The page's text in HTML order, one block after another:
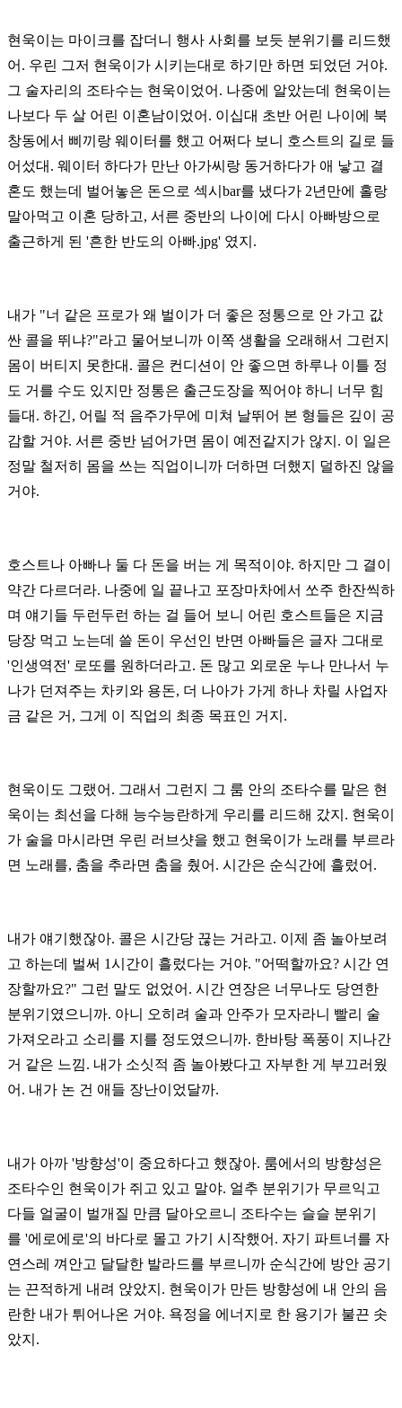
현욱이는 마이크를 잡더니 행사 사회를 보듯 분위기를 리드했
어. 우린 그저 현욱이가 시키는대로 하기만 하면 되었던 거야.
그 술자리의 조타수는 현욱이었어. 나중에 알았는데 현욱이는
나보다 두 살 어린 이혼남이었어. 이십대 초반 어린 나이에 북
창동에서 삐끼랑 웨이터를 했고 어쩌다 보니 호스트의 길로 들
어섰대. 웨이터 하다가 만난 아가씨랑 동거하다가 애 낳고 결
혼도 했는데 벌어놓은 돈으로 섹시bar를 냈다가 2년만에 홀랑
말아먹고 이혼 당하고, 서른 중반의 나이에 다시 아빠방으로
출근하게 된 '흔한 반도의 아빠.jpg' 였지.
내가 "너 같은 프로가 왜 벌이가 더 좋은 정통으로 안 가고 값
싼 콜을 뛰냐?"라고 물어보니까 이쪽 생활을 오래해서 그런지
몸이 버티지 못한대. 콜은 컨디션이 안 좋으면 하루나 이틀 정
도 거를 수도 있지만 정통은 출근도장을 찍어야 하니 너무 힘
들대. 하긴, 어릴 적 음주가무에 미쳐 날뛰어 본 형들은 깊이 공
감할 거야. 서른 중반 넘어가면 몸이 예전같지가 않지. 이 일은
정말 철저히 몸을 쓰는 직업이니까 더하면 더했지 덜하진 않을
거야.
호스트나 아빠나 둘 다 돈을 버는 게 목적이야. 하지만 그 결이
약간 다르더라. 나중에 일 끝나고 포장마차에서 쏘주 한잔씩하
며 얘기들 두런두런 하는 걸 들어 보니 어린 호스트들은 지금
당장 먹고 노는데 쓸 돈이 우선인 반면 아빠들은 글자 그대로
'인생역전' 로또를 원하더라고. 돈 많고 외로운 누나 만나서 누
나가 던져주는 차키와 용돈, 더 나아가 가게 하나 차릴 사업자
금 같은 거, 그게 이 직업의 최종 목표인 거지.
현욱이도 그랬어. 그래서 그런지 그 룸 안의 조타수를 맡은 현
욱이는 최선을 다해 능수능란하게 우리를 리드해 갔지. 현욱이
가 술을 마시라면 우린 러브샷을 했고 현욱이가 노래를 부르라
면 노래를, 춤을 추라면 춤을 췄어. 시간은 순식간에 흘렀어.
내가 얘기했잖아. 콜은 시간당 끊는 거라고. 이제 좀 놀아보려
고 하는데 벌써 1시간이 흘렀다는 거야. "어떡할까요? 시간 연
장할까요?" 그런 말도 없었어. 시간 연장은 너무나도 당연한
분위기였으니까. 아니 오히려 술과 안주가 모자라니 빨리 술
가져오라고 소리를 지를 정도였으니까. 한바탕 폭풍이 지나간
거 같은 느낌. 내가 소싯적 좀 놀아봤다고 자부한 게 부끄러웠
어. 내가 논 건 애들 장난이었달까.
내가 아까 '방향성'이 중요하다고 했잖아. 룸에서의 방향성은
조타수인 현욱이가 쥐고 있고 말야. 얼추 분위기가 무르익고
다들 얼굴이 벌개질 만큼 달아오르니 조타수는 슬슬 분위기
를 '에로에로'의 바다로 몰고 가기 시작했어. 자기 파트너를 자
연스레 껴안고 달달한 발라드를 부르니까 순식간에 방안 공기
는 끈적하게 내려 앉았지. 현욱이가 만든 방향성에 내 안의 음
란한 내가 튀어나온 거야. 욕정을 에너지로 한 용기가 불끈 솟
았지.